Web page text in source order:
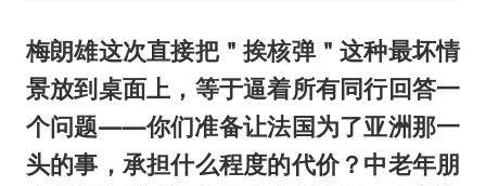
梅朗雄这次直接把＂挨核弹＂这种最坏情
景放到桌面上，等于逼着所有同行回答一
个问题——你们准备让法国为了亚洲那一
头的事，承担什么程度的代价？中老年朋